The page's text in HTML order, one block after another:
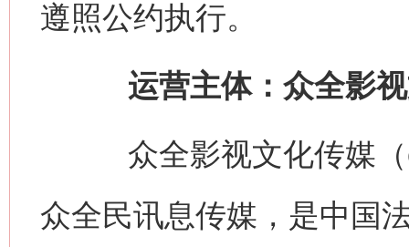
遵照公约执行。
运营主体：众全影视
众全影视文化传媒（
众全民讯息传媒，是中国